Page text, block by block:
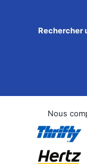
Rechercher
Nous